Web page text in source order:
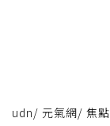
udn/ 元氣網/ 焦點